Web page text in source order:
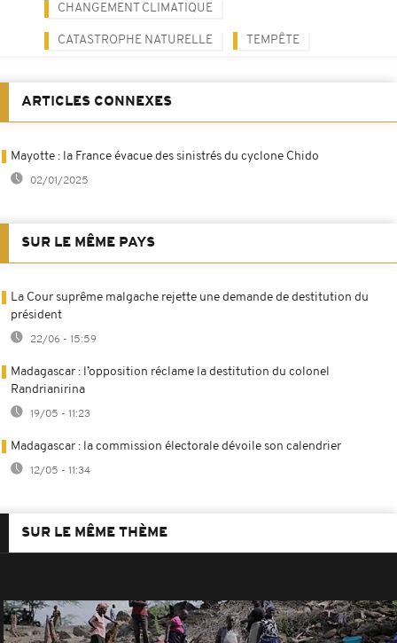
CHANGEMENT CLIMATIQUE
CATASTROPHE NATURELLE TEMPÊTE
ARTICLES CONNEXES
Mayotte : la France évacue des sinistrés du cyclone Chido
02/01/2025
SUR LE MÊME PAYS
La Cour suprême malgache rejette une demande de destitution du
président
22/06 - 15:59
Madagascar : l’opposition réclame la destitution du colonel
Randrianirina
19/05 - 11:23
Madagascar : la commission électorale dévoile son calendrier
12/05 - 11:34
SUR LE MÊME THÈME